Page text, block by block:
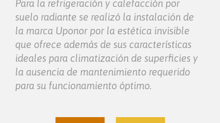
Para la refrigeración y calefacción por
suelo radiante se realizó la instalación de
la marca Uponor por la estética invisible
que ofrece además de sus características
ideales para climatización de superficies y
la ausencia de mantenimiento requerido
para su funcionamiento óptimo.